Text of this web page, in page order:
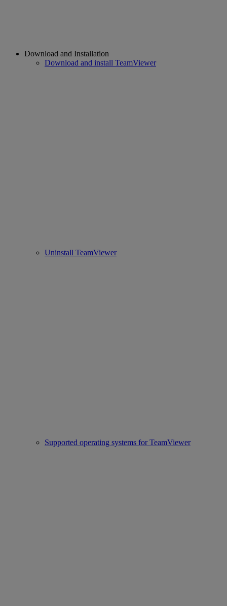
Download and Installation
Download and install TeamViewer
Uninstall TeamViewer
Supported operating systems for TeamViewer